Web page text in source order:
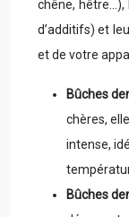
chêne,
d’additifs) et
et de votre
Bûches
chères,
intense,
Bûches